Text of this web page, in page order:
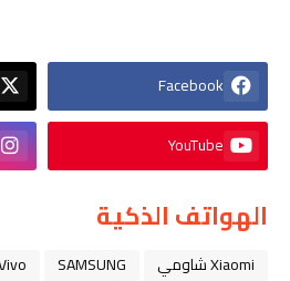
Facebook
YouTube
الهواتف الذكية
Xiaomi شاومي SAMSUNG